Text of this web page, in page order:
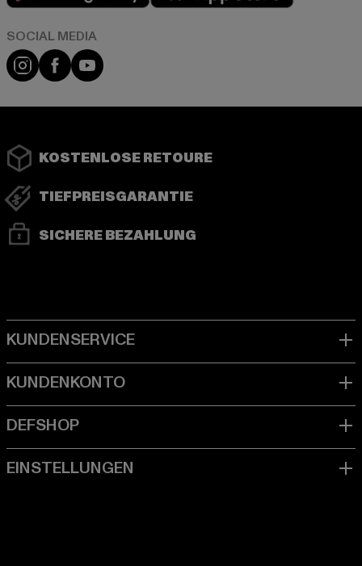
Instagram
FacebookYouTube
KOSTENLOSE RETOURE
TIEFPREISGARANTIE
SICHERE BEZAHLUNG